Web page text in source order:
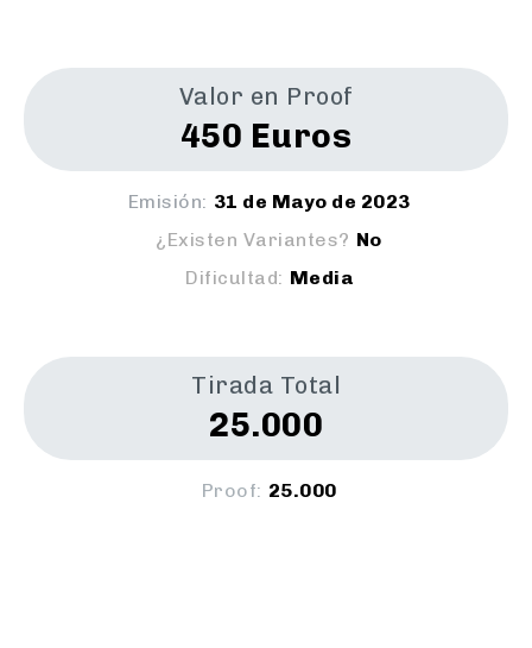
Valor en Proof
450 Euros
Emisión: 31 de Mayo de 2023
¿Existen Variantes? No
Dificultad: Media
Tirada Total
25.000
Proof: 25.000